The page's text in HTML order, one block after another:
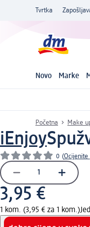
Tvrtka
Novo Marke
Početna Make
iEnjoy
0 (Ocijenite
3,95 €
1 kom. (3,95 € za 1 kom.)